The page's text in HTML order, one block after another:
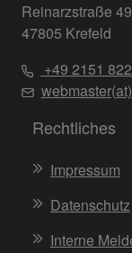
Reinarzstraße 49
47805 Krefeld
+49 2151
Rechtliches
Impressum
Datenschutz
Interne